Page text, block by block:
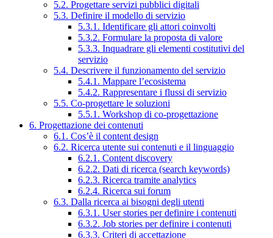
5.2. Progettare servizi pubblici digitali
5.3. Definire il modello di servizio
5.3.1. Identificare gli attori coinvolti
5.3.2. Formulare la proposta di valore
5.3.3. Inquadrare gli elementi costitutivi del
servizio
5.4. Descrivere il funzionamento del servizio
5.4.1. Mappare l’ecosistema
5.4.2. Rappresentare i flussi di servizio
5.5. Co-progettare le soluzioni
5.5.1. Workshop di co-progettazione
6. Progettazione dei contenuti
6.1. Cos’è il content design
6.2. Ricerca utente sui contenuti e il linguaggio
6.2.1. Content discovery
6.2.2. Dati di ricerca (search keywords)
6.2.3. Ricerca tramite analytics
6.2.4. Ricerca sui forum
6.3. Dalla ricerca ai bisogni degli utenti
6.3.1. User stories per definire i contenuti
6.3.2. Job stories per definire i contenuti
6.3.3. Criteri di accettazione